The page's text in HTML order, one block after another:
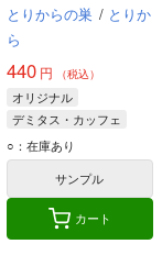
とりからの巣 / とりか
ら
440円 （税込）
オリジナル
デミタス・カッフェ
マフィン・フラガ
ハルナス・アイザラ
○：在庫あり
サンプル
カート